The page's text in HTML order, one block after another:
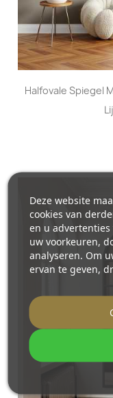
Halfovale Spiegel
Deze website
cookies van
en u
uw voorkeuren,
analyseren. Om
ervan te geven,